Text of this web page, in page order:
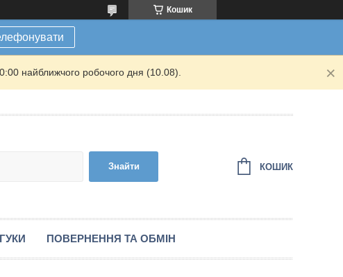
Кошик
найближчого робочого дня (10.08).
Знайти КОШИК
ПОВЕРНЕННЯ ТА ОБМІН